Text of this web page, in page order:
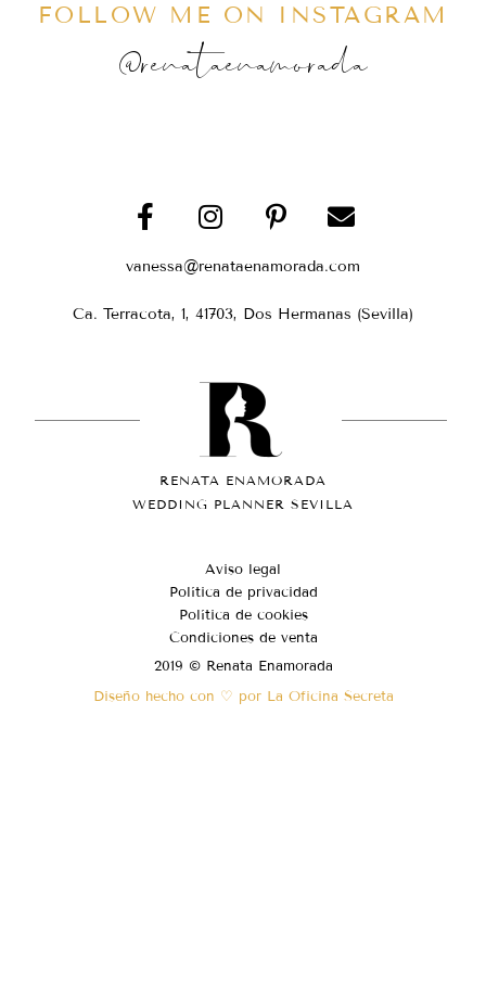
FOLLOW ME ON INSTAGRAM
@renataenamorada
vanessa@renataenamorada.com
Ca. Terracota, 1, 41703, Dos Hermanas (Sevilla)
RENATA ENAMORADA
WEDDING PLANNER SEVILLA
Aviso legal
Política de privacidad
Política de cookies
Condiciones de venta
2019 © Renata Enamorada
Diseño hecho con ♡ por La Oficina Secreta